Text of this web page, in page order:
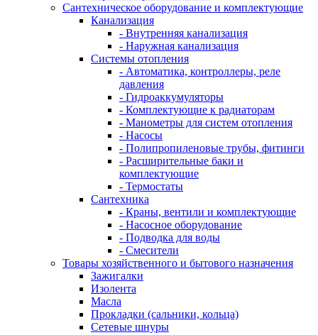
Сантехническое оборудование и комплектующие
Канализация
- Внутренняя канализация
- Наружная канализация
Системы отопления
- Автоматика, контроллеры, реле
давления
- Гидроаккумуляторы
- Комплектующие к радиаторам
- Манометры для систем отопления
- Насосы
- Полипропиленовые трубы, фитинги
- Расширительные баки и
комплектующие
- Термостаты
Сантехника
- Краны, вентили и комплектующие
- Насосное оборудование
- Подводка для воды
- Смесители
Товары хозяйственного и бытового назначения
Зажигалки
Изолента
Масла
Прокладки (сальники, кольца)
Сетевые шнуры